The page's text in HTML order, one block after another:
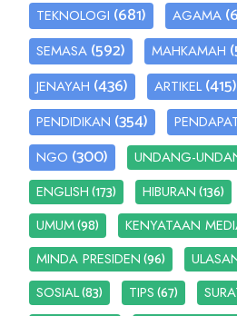
TEKNOLOGI (681) AGAMA
SEMASA (592) MAHKAMAH
JENAYAH (436) ARTIKEL (415)
PENDIDIKAN (354)
NGO (300) UNDANG-
ENGLISH(173) HIBURAN(136)
UMUM(98) KENYATAAN
MINDA PRESIDEN(96)
SOSIAL(83) TIPS(67)